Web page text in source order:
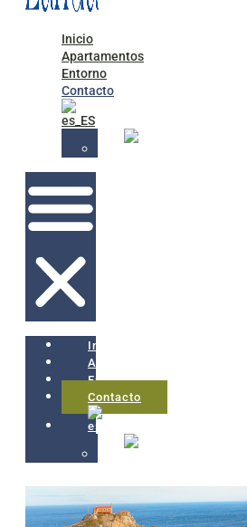
Inicio
Apartamentos
Entorno
Contacto
Inicio
Apartamentos
Entorno
Contacto